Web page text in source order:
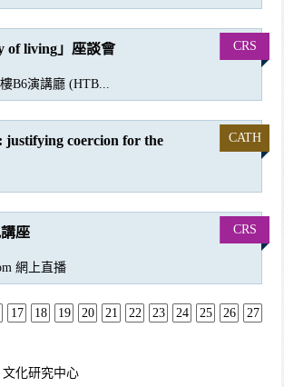
of living」座談會
B6演講廳 (HTB...
CRS
justifying coercion for the
CATH
座
網上直播
CRS
17 18 19 20 21 22 23 24 25 26
27
文化研究中心